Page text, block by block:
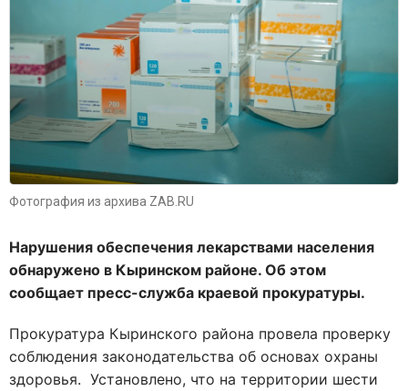
Фотография из архива ZAB.RU
Нарушения обеспечения лекарствами населения
обнаружено в Кыринском районе. Об этом
сообщает пресс-служба краевой прокуратуры.
Прокуратура Кыринского района провела проверку
соблюдения законодательства об основах охраны
здоровья. Установлено, что на территории шести